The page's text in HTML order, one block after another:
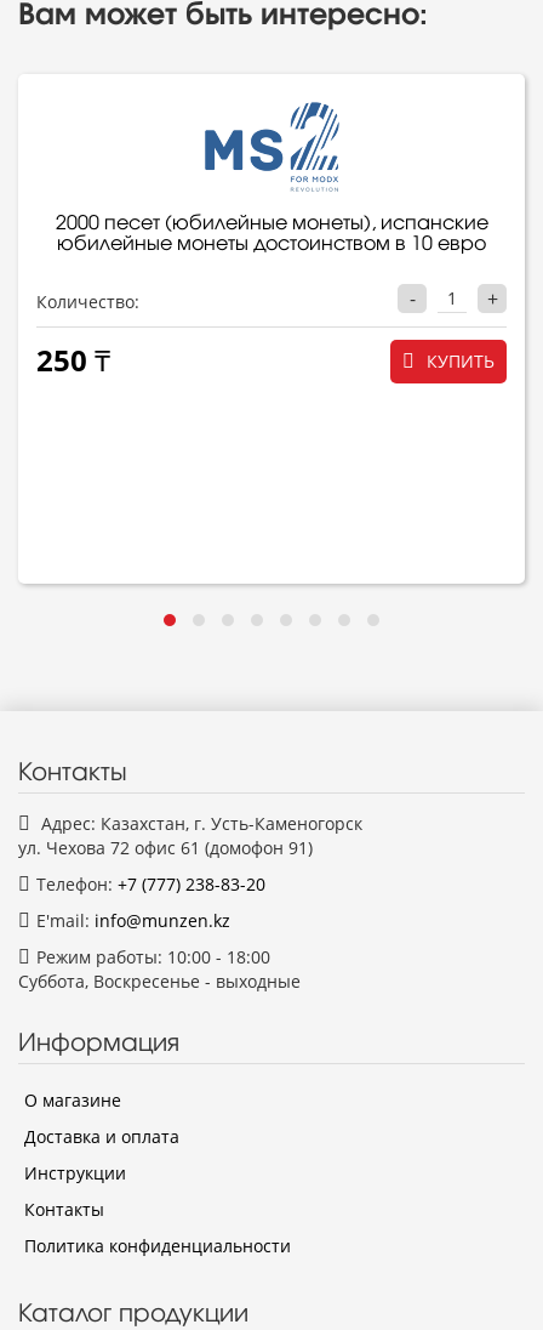
Вам может быть интересно:
2000 песет (юбилейные монеты), испанские
юбилейные монеты достоинством в 10 евро
Количество: - +
250 ₸ КУПИТЬ
Контакты
Адрес: Казахстан, г. Усть-Каменогорск
ул. Чехова 72 офис 61 (домофон 91)
Телефон: +7 (777) 238-83-20
E'mail: info@munzen.kz
Режим работы: 10:00 - 18:00
Суббота, Воскресенье - выходные
Информация
О магазине
Доставка и оплата
Инструкции
Контакты
Политика конфиденциальности
Каталог продукции